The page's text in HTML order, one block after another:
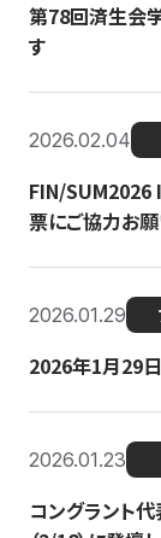
第78回済生会
す
2026.02.04
FIN/SUM2026
票にご協力お
2026.01.29
2026年1月29日
2026.01.23
コングラント代